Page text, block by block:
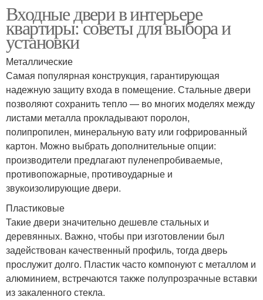
Входные двери в интерьере
квартиры: советы для выбора и
установки
Металлические
Самая популярная конструкция, гарантирующая
надежную защиту входа в помещение. Стальные двери
позволяют сохранить тепло — во многих моделях между
листами металла прокладывают поролон,
полипропилен, минеральную вату или гофрированный
картон. Можно выбрать дополнительные опции:
производители предлагают пуленепробиваемые,
противопожарные, противоударные и
звукоизолирующие двери.
Пластиковые
Такие двери значительно дешевле стальных и
деревянных. Важно, чтобы при изготовлении был
задействован качественный профиль, тогда дверь
прослужит долго. Пластик часто компонуют с металлом и
алюминием, встречаются также полупрозрачные вставки
из закаленного стекла.